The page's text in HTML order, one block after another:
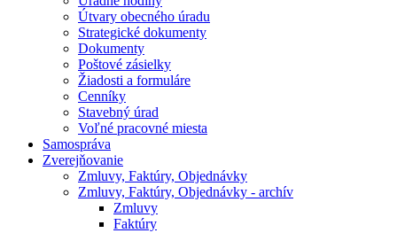
Útvary obecného úradu
Strategické dokumenty
Dokumenty
Poštové zásielky
Žiadosti a formuláre
Cenníky
Stavebný úrad
Voľné pracovné miesta
Samospráva
Zverejňovanie
Zmluvy, Faktúry, Objednávky
Zmluvy, Faktúry, Objednávky - archív
Zmluvy
Faktúry